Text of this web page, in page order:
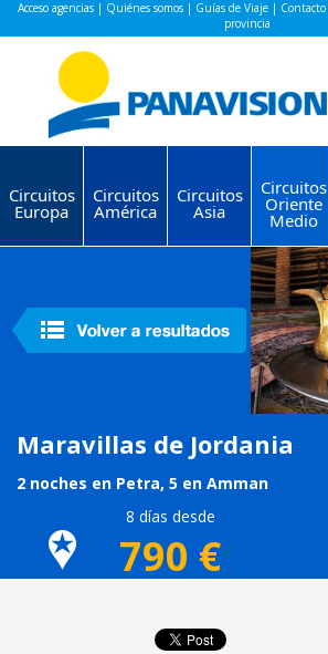
Acceso agencias | Quiénes somos | Guías de Viaje | Contacto
provincia
Circuitos
Europa
Circuitos
América
Circuitos
Asia
Circuitos
Oriente
Medio
Maravillas de Jordania
2 noches en Petra, 5 en Amman
8 días desde
790 €